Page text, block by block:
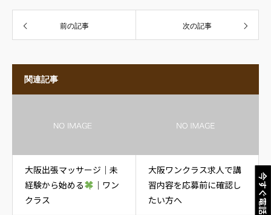
今すぐ電話
前の記事 次の記事
関連記事
大阪出張マッサージ｜未
経験から始める
｜ワン
クラス
大阪ワンクラス求人で講
習内容を応募前に確認し
たい方へ